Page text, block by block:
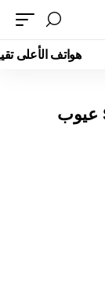
هواتف الأعلى
سعر ومواصفات شاومي واتش S5 عيوب